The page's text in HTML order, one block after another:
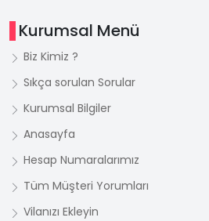
Kurumsal Menü
Biz Kimiz ?
Sıkça sorulan Sorular
Kurumsal Bilgiler
Anasayfa
Hesap Numaralarımız
Tüm Müşteri Yorumları
Vilanızı Ekleyin